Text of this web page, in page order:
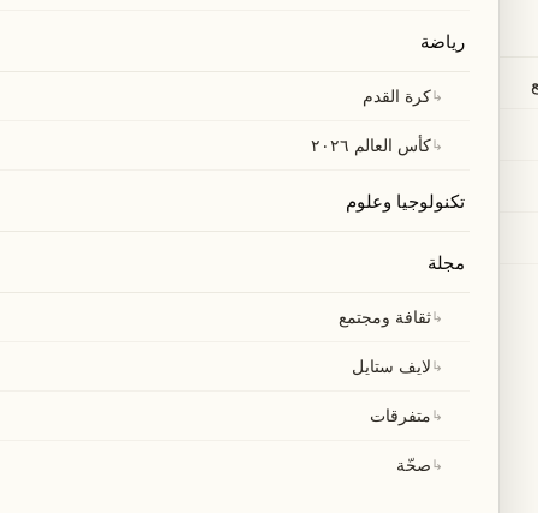
رياضة
↳كرة القدم
↳كأس العالم ٢٠٢٦
تكنولوجيا وعلوم
مجلة
↳ثقافة ومجتمع
↳لايف ستايل
↳متفرقات
↳صحّة